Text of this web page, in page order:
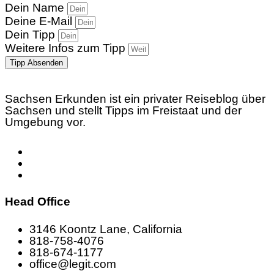
Dein Name
Deine E-Mail
Dein Tipp
Weitere Infos zum Tipp
Tipp Absenden
Sachsen Erkunden ist ein privater Reiseblog über
Sachsen und stellt Tipps im Freistaat und der
Umgebung vor.
Head Office
3146 Koontz Lane, California
818-758-4076
818-674-1177
office@legit.com